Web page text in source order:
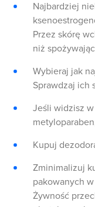
Najbardziej
Przez skórę
niż
Wybieraj jak
Sprawdzaj ich
Jeśli widzisz
Kupuj
Zminimalizuj
pakowanych
Żywność